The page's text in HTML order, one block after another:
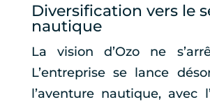
Diversification vers le
nautique
La vision d’Ozo ne
L’entreprise se lance
l’aventure nautique, avec